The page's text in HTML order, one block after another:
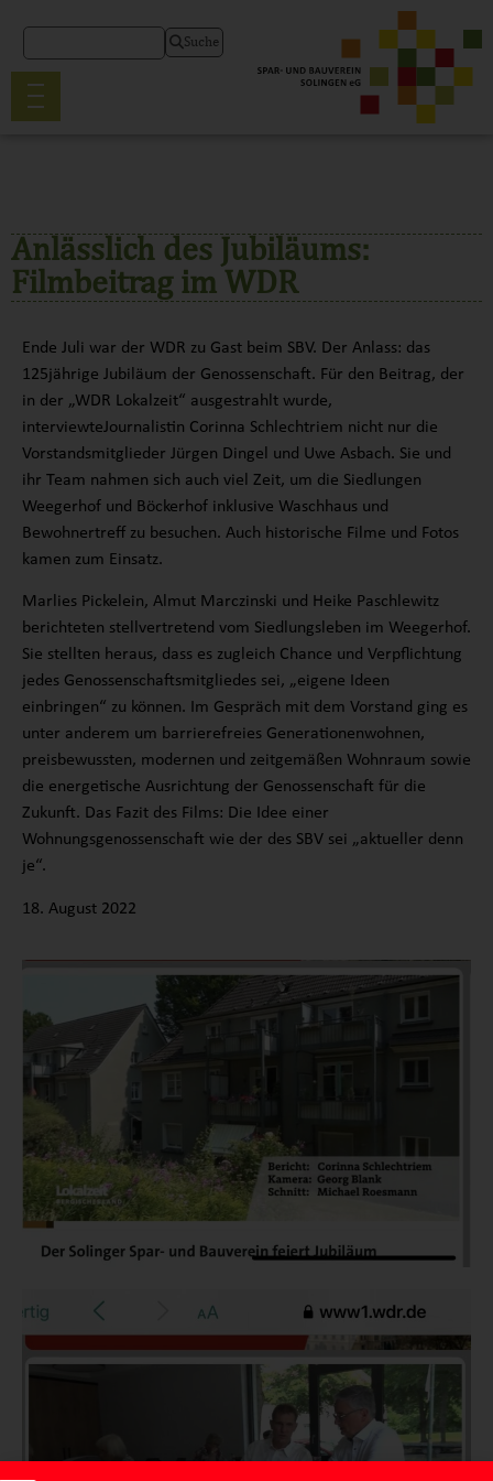
Suche
Anlässlich des Jubiläums:
Filmbeitrag im WDR
Ende Juli war der WDR zu Gast beim SBV. Der Anlass: das
125jährige Jubiläum der Genossenschaft. Für den Beitrag, der
in der „WDR Lokalzeit“ ausgestrahlt wurde,
interviewteJournalistin Corinna Schlechtriem nicht nur die
Vorstandsmitglieder Jürgen Dingel und Uwe Asbach. Sie und
ihr Team nahmen sich auch viel Zeit, um die Siedlungen
Weegerhof und Böckerhof inklusive Waschhaus und
Bewohnertreff zu besuchen. Auch historische Filme und Fotos
kamen zum Einsatz.
Marlies Pickelein, Almut Marczinski und Heike Paschlewitz
berichteten stellvertretend vom Siedlungsleben im Weegerhof.
Sie stellten heraus, dass es zugleich Chance und Verpflichtung
jedes Genossenschaftsmitgliedes sei, „eigene Ideen
einbringen“ zu können. Im Gespräch mit dem Vorstand ging es
unter anderem um barrierefreies Generationenwohnen,
preisbewussten, modernen und zeitgemäßen Wohnraum sowie
die energetische Ausrichtung der Genossenschaft für die
Zukunft. Das Fazit des Films: Die Idee einer
Wohnungsgenossenschaft wie der des SBV sei „aktueller denn
je“.
18. August 2022